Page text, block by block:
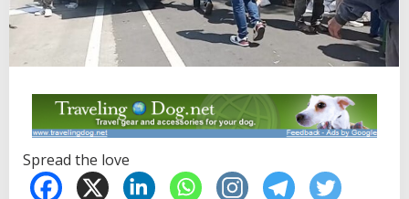
Spread the love